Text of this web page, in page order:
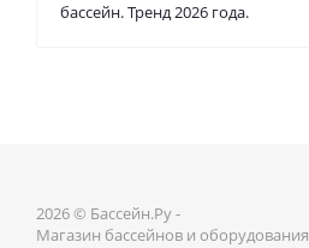
бассейн. Тренд 2026 года.
2026 © Бассейн.Ру -
Магазин бассейнов и оборудования